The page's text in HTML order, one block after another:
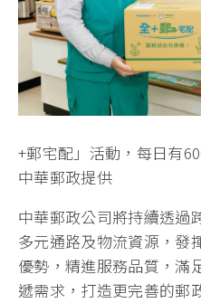
至7月
+郵宅配」活動，每日有
中華郵政提供
中華郵政公司將持續透過
多元通路及物流資源，發
優勢，精進服務品質，滿
遞需求，打造更完善的郵